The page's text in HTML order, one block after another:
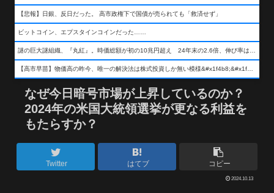
【悲報】日銀、反日だった。 高市政権下で国債が売られても「救済せず」
ビットコイン、エプスタインコインだった……
謎の巨大謎組織、『丸紅』。時価総額が初の10兆円超え 24年末の2.6倍、伸び率は謎組織首位
【高市早苗】物価高の昨今、唯一の解決法は株式投資しか無い模様&#x1f4b8;&#x1f4b8;&#x1f4b8;
なぜ今日暗号市場が上昇しているのか？
2024年の米国大統領選挙が更なる利益を
もたらすか？
Twitter はてブ コピー
2024.10.13